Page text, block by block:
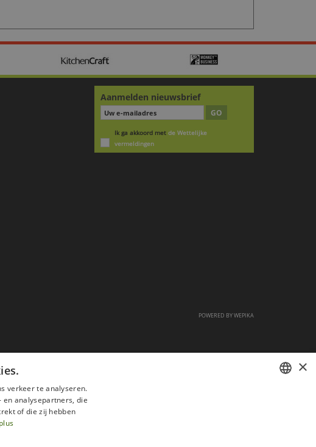
Aanmelden nieuwsbrief
GO
Ik ga akkoord met de Wettelijke
vermeldingen
POWERED BYWEPIKA
×
verkeer te analyseren.
analysepartners, die
of die zij hebben